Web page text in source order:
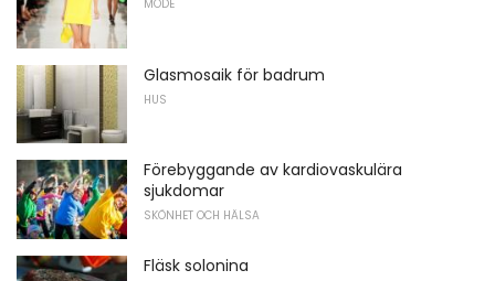
MODE
Glasmosaik för badrum
HUS
Förebyggande av kardiovaskulära
sjukdomar
SKÖNHET OCH HÄLSA
Fläsk solonina